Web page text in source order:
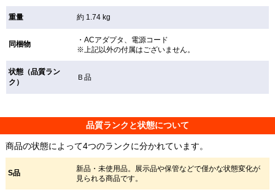
重量 約 1.74 kg
同梱物
・ACアダプタ、電源コード
※上記以外の付属はございません。
状態（品質ラン
ク）
Ｂ品
品質ランクと状態について
商品の状態によって4つのランクに分かれています。
S品
新品・未使用品。展示品や保管などで僅かな状態変化が
見られる商品です。